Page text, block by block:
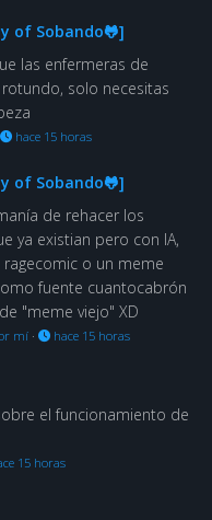
of Sobando🐸]
las enfermeras de
solo necesitas
hace 15 horas
of Sobando🐸]
de rehacer los
ya existian pero con IA,
o un meme
fuente cuantocabrón
"meme viejo" XD
mí · hace 15 horas
el funcionamiento de
15 horas